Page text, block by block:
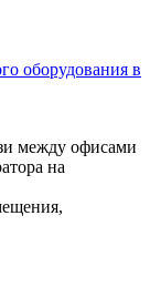
оборудования в
между офисами
на